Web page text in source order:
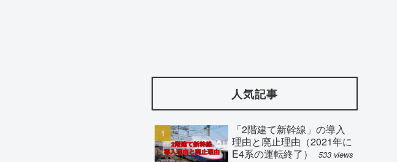
人気記事
「2階建て新幹線」の導入
理由と廃止理由（2021年に
E4系の運転終了）
533 views